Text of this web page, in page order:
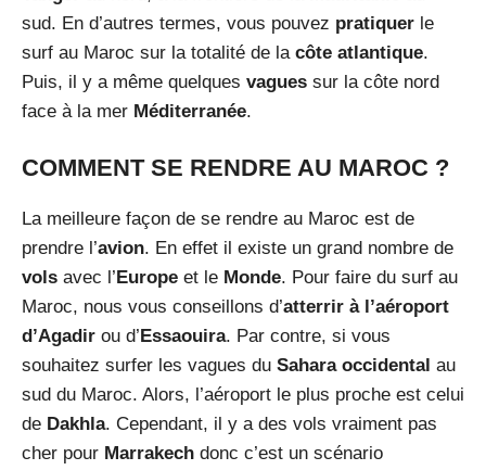
sud. En d’autres termes, vous pouvez pratiquer le
surf au Maroc sur la totalité de la côte atlantique.
Puis, il y a même quelques vagues sur la côte nord
face à la mer Méditerranée.
COMMENT SE RENDRE AU MAROC ?
La meilleure façon de se rendre au Maroc est de
prendre l’avion. En effet il existe un grand nombre de
vols avec l’Europe et le Monde. Pour faire du surf au
Maroc, nous vous conseillons d’atterrir à l’aéroport
d’Agadir ou d’Essaouira. Par contre, si vous
souhaitez surfer les vagues du Sahara occidental au
sud du Maroc. Alors, l’aéroport le plus proche est celui
de Dakhla. Cependant, il y a des vols vraiment pas
cher pour Marrakech donc c’est un scénario